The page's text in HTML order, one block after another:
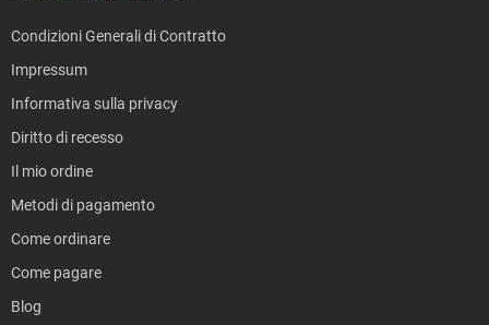
aCondizioni Generali di Contratto
Impressum
Informativa sulla privacy
Diritto di recesso
Il mio ordine
Metodi di pagamento
Come ordinare
Come pagare
Blog